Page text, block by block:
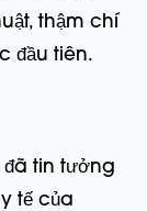
thậm chí
đầu tiên.
đã tin tưởng
tế của